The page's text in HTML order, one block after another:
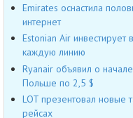
Emirates оснастила
интернет
Estonian Air
каждую линию
Ryanair объявил о
Польше по 2,5 $
LOT презентовал новые
рейсах